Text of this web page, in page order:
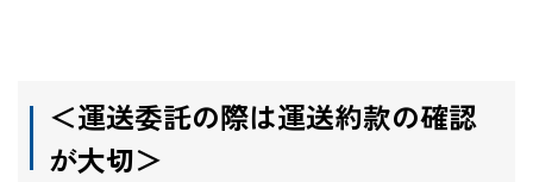
＜運送委託の際は運送約款の確認
が大切＞